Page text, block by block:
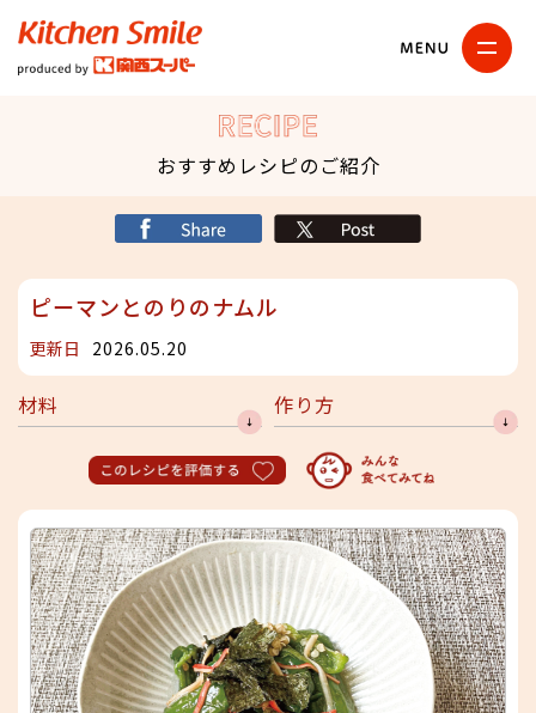
キッチンスマイル
おすすめレシピのご紹介
ピーマンとのりのナムル
更新日 2026.05.20
材料 作り方